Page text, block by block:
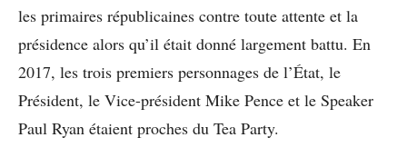
les primaires républicaines contre toute attente et la
présidence alors qu’il était donné largement battu. En
2017, les trois premiers personnages de l’État, le
Président, le Vice-président Mike Pence et le Speaker
Paul Ryan étaient proches du Tea Party.